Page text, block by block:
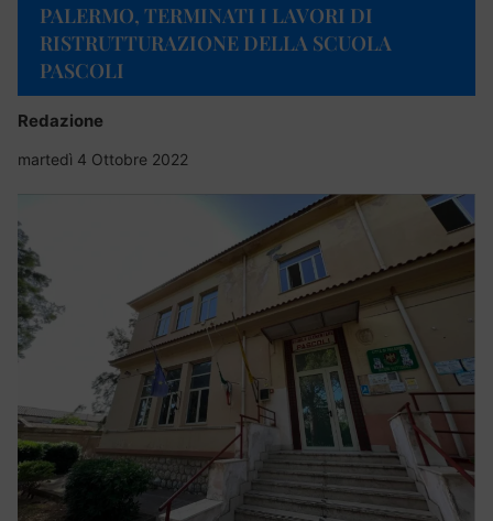
PALERMO, TERMINATI I LAVORI DI
RISTRUTTURAZIONE DELLA SCUOLA
PASCOLI
Redazione
martedì 4 Ottobre 2022